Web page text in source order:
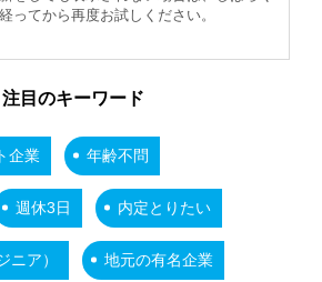
経ってから再度お試しください。
注目のキーワード
企業 年齢不問
週休3日 内定とりたい
ニア） 地元の有名企業